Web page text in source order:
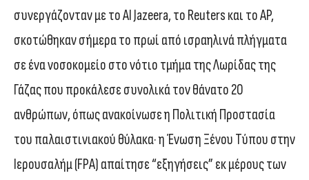
συνεργάζονταν με το Al Jazeera, το Reuters και το AP,
σκοτώθηκαν σήμερα το πρωί από ισραηλινά πλήγματα
σε ένα νοσοκομείο στο νότιο τμήμα της Λωρίδας της
Γάζας που προκάλεσε συνολικά τον θάνατο 20
ανθρώπων, όπως ανακοίνωσε η Πολιτική Προστασία
του παλαιστινιακού θύλακα· η Ένωση Ξένου Τύπου στην
Ιερουσαλήμ (FPA) απαίτησε “εξηγήσεις” εκ μέρους των